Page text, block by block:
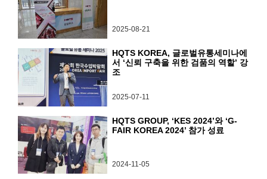
2025-08-21
HQTS KOREA, 글로벌유통세미나에
서 ‘신뢰 구축을 위한 검품의 역할’ 강
조
2025-07-11
HQTS GROUP, ‘KES 2024’와 ‘G-
FAIR KOREA 2024’ 참가 성료
2024-11-05